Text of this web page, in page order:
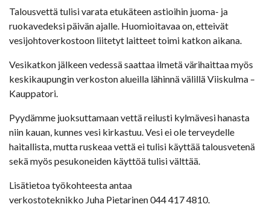
Talousvettä tulisi varata etukäteen astioihin juoma- ja
ruokavedeksi päivän ajalle. Huomioitavaa on, etteivät
vesijohtoverkostoon liitetyt laitteet toimi katkon aikana.
Vesikatkon jälkeen vedessä saattaa ilmetä värihaittaa myös
keskikaupungin verkoston alueilla lähinnä välillä Viiskulma –
Kauppatori.
Pyydämme juoksuttamaan vettä reilusti kylmävesi hanasta
niin kauan, kunnes vesi kirkastuu. Vesi ei ole terveydelle
haitallista, mutta ruskeaa vettä ei tulisi käyttää talousvetenä
sekä myös pesukoneiden käyttöä tulisi välttää.
Lisätietoa työkohteesta antaa
verkostoteknikko Juha Pietarinen 044 417 4810.